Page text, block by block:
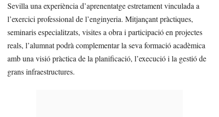
Sevilla una experiència d’aprenentatge estretament vinculada a
l’exercici professional de l’enginyeria. Mitjançant pràctiques,
seminaris especialitzats, visites a obra i participació en projectes
reals, l’alumnat podrà complementar la seva formació acadèmica
amb una visió pràctica de la planificació, l’execució i la gestió de
grans infraestructures.